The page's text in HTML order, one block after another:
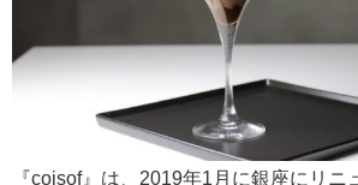
『coisof』は、2019年1月に銀座にリニ